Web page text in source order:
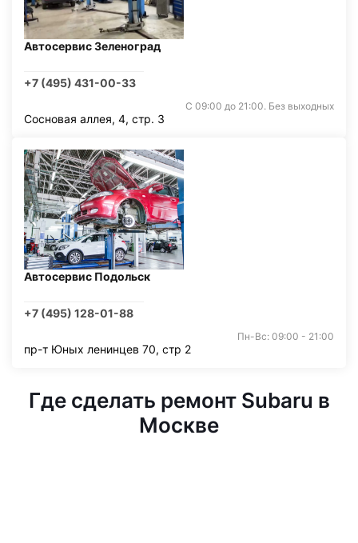
Автосервис Зеленоград
+7 (495) 431-00-33
С 09:00 до 21:00. Без выходных
Сосновая аллея, 4, стр. 3
Автосервис Подольск
+7 (495) 128-01-88
Пн-Вс: 09:00 - 21:00
пр-т Юных ленинцев 70, стр 2
Где сделать ремонт Subaru в
Москве